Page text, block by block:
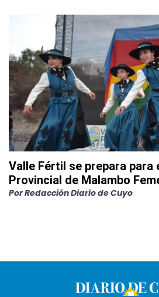
Valle Fértil se prepara para
Provincial de Malambo
PorRedacción Diario de Cuyo